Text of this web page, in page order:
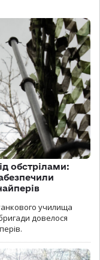
обстрілами:
училища
довелося